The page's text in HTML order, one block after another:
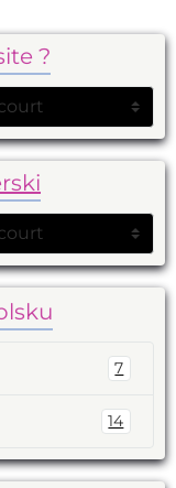
?
7
14